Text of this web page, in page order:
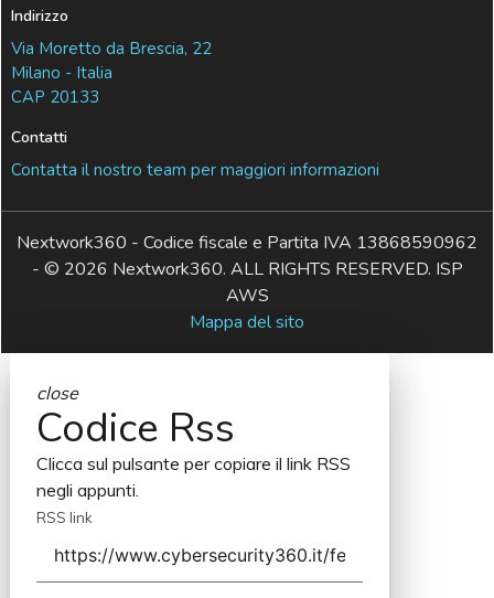
Indirizzo
Via Moretto da Brescia, 22
Milano - Italia
CAP 20133
Contatti
Contatta il nostro team per maggiori informazioni
Nextwork360 - Codice fiscale e Partita IVA 13868590962
- © 2026 Nextwork360. ALL RIGHTS RESERVED. ISP
AWS
Mappa del sito
close
Codice Rss
Clicca sul pulsante per copiare il link RSS
negli appunti.
RSS link